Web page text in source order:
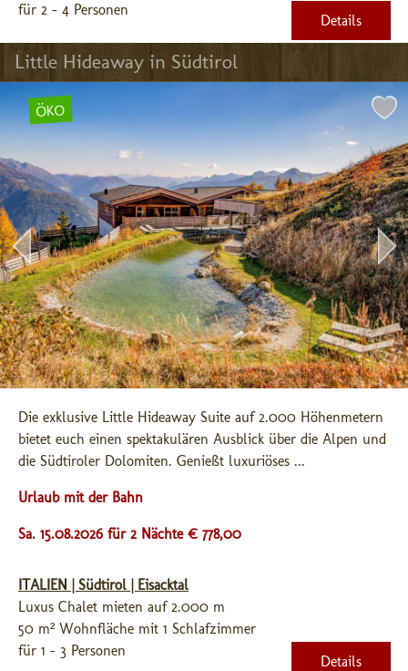
für 2 - 4 Personen
Details
Little Hideaway in Südtirol
ÖKO
Die exklusive Little Hideaway Suite auf 2.000 Höhenmetern
bietet euch einen spektakulären Ausblick über die Alpen und
die Südtiroler Dolomiten. Genießt luxuriöses ...
Urlaub mit der Bahn
Sa. 15.08.2026 für 2 Nächte € 778,00
ITALIEN | Südtirol | Eisacktal
Luxus Chalet mieten auf 2.000 m
50 m² Wohnfläche mit 1 Schlafzimmer
für 1 - 3 Personen
Details